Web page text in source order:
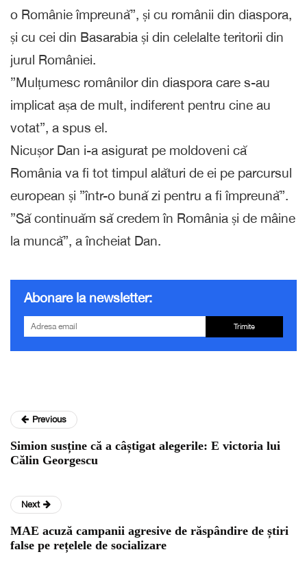
o Românie împreună”, și cu românii din diaspora,
și cu cei din Basarabia și din celelalte teritorii din
jurul României.
”Mulțumesc românilor din diaspora care s-au
implicat așa de mult, indiferent pentru cine au
votat”, a spus el.
Nicușor Dan i-a asigurat pe moldoveni că
România va fi tot timpul alături de ei pe parcursul
european și ”într-o bună zi pentru a fi împreună”.
”Să continuăm să credem în România și de mâine
la muncă”, a încheiat Dan.
Abonare la newsletter:
Trimite
Previous
Simion susține că a câștigat alegerile: E victoria lui
Călin Georgescu
Next
MAE acuză campanii agresive de răspândire de știri
false pe rețelele de socializare